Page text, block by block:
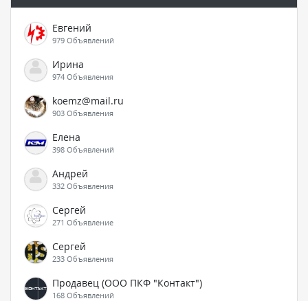
Евгений
979 Объявлений
Ирина
974 Объявления
koemz@mail.ru
903 Объявления
Елена
398 Объявлений
Андрей
332 Объявления
Сергей
271 Объявление
Сергей
233 Объявления
Продавец (ООО ПКФ "Контакт")
168 Объявлений